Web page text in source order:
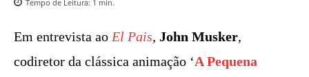
Tempo de Leitura: 1 min.
Em entrevista ao El Pais, John Musker,
codiretor da clássica animação ‘A Pequena